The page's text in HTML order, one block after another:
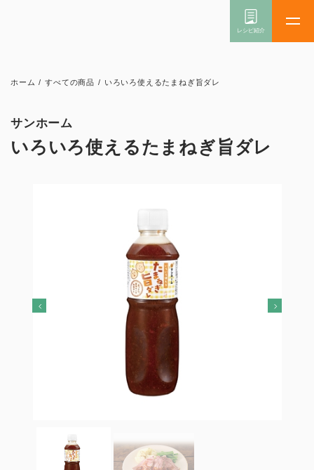
ホーム / すべての商品 / いろいろ使えるたまねぎ旨ダレ
サンホーム
いろいろ使えるたまねぎ旨ダレ